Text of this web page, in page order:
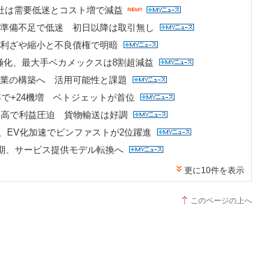
は需要低迷とコスト増で減益
備不足で低迷 初日以降は取引無し
ざや縮小と不良債権で明暗
、最大手ベカメックスは8割超減益
の構築へ 活用可能性と課題
で+24機増 ベトジェットが首位
高で利益圧迫 貨物輸送は好調
EV化加速でビンファストが2位躍進
、サービス提供モデル転換へ
更に10件を表示
このページの上へ